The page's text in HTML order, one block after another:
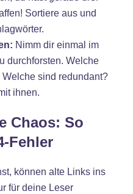
Sortiere aus und
Nimm dir einmal im
durchforsten. Welche
sind redundant?
ihnen.
Chaos: So
Fehler
können alte Links ins
für deine Leser